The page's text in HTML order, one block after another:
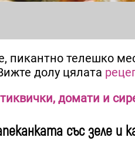
пикантно телешко
долу цялата
домати и
със зеле и